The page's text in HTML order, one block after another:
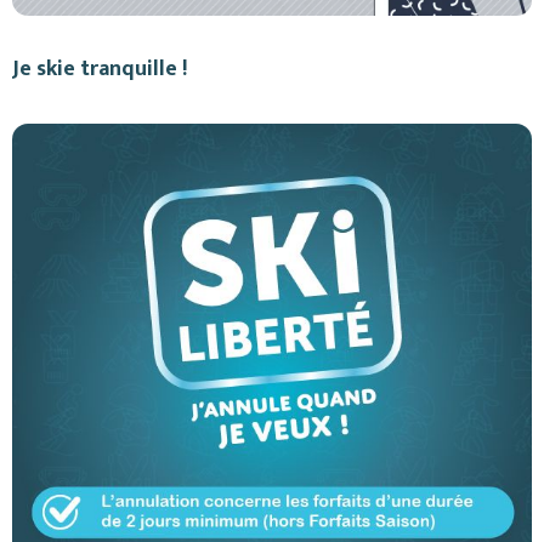
Je skie tranquille !